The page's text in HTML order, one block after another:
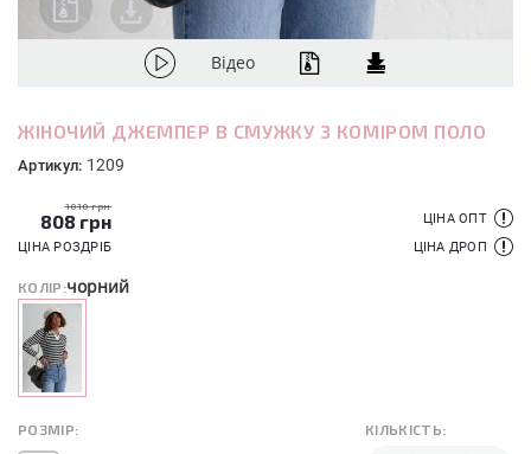
Відео
ЖІНОЧИЙ ДЖЕМПЕР В СМУЖКУ З КОМІРОМ ПОЛО
Артикул: 1209
1010 грн
808 грн
ЦІНА РОЗДРІБ
ЦІНА ОПТ
ЦІНА ДРОП
КОЛІР:чорний
РОЗМІР: КІЛЬКІСТЬ: